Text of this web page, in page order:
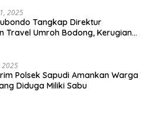
2025
Tangkap Direktur
Travel Umroh Bodong, Kerugian
2025
Polsek Sapudi Amankan Warga
Diduga Miliki Sabu